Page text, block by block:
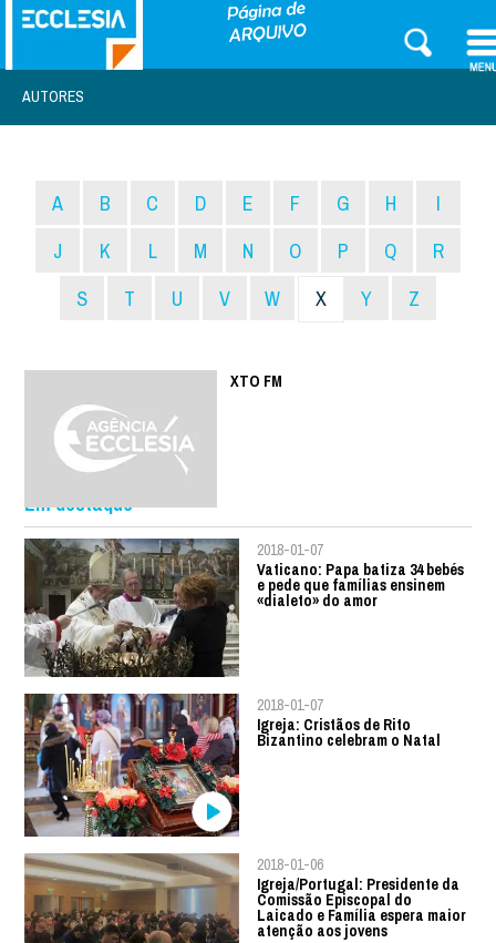
AUTORES
A B C D E F G H
I
J
K L M N O P Q
R
S
T U V W X Y Z
XTO FM
Em destaque
2018-01-07
Vaticano: Papa batiza 34 bebés
e pede que famílias ensinem
«dialeto» do amor
2018-01-07
Igreja: Cristãos de Rito
Bizantino celebram o Natal
2018-01-06
Igreja/Portugal: Presidente da
Comissão Episcopal do
Laicado e Família espera maior
atenção aos jovens